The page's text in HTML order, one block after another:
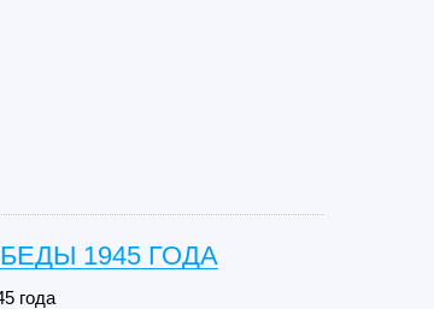
1945 ГОДА
года